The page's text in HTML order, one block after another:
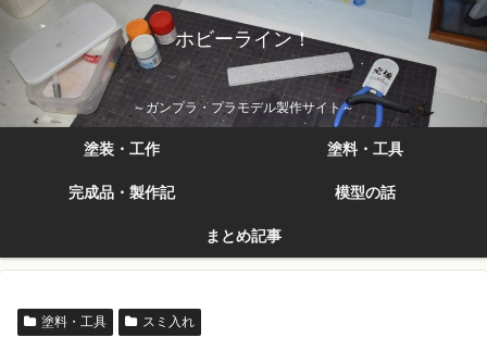
ホビーライン！
～ガンプラ・プラモデル製作サイト～
塗装・工作 塗料・工具
完成品・製作記 模型の話
まとめ記事
塗料・工具 スミ入れ